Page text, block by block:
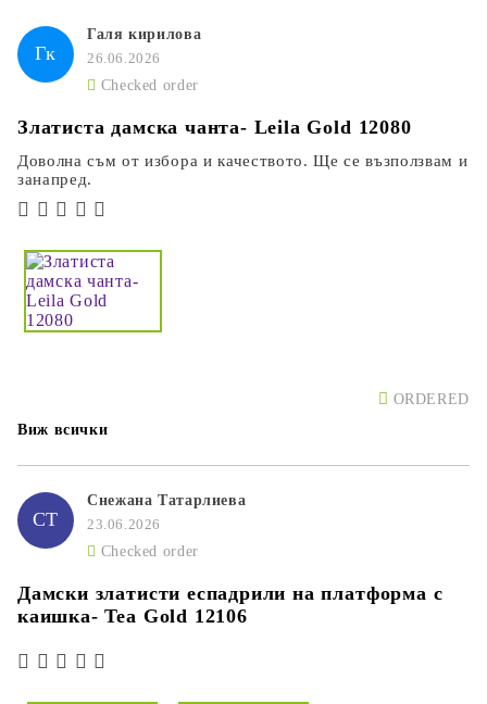
Гк
Галя кирилова
26.06.2026
Checked order
Златиста дамска чанта- Leila Gold 12080
Доволна съм от избора и качеството. Ще се възползвам и
занапред.
ORDERED
Виж всички
СТ
Снежана Татарлиева
23.06.2026
Checked order
Дамски златисти еспадрили на платформа с
каишка- Tea Gold 12106